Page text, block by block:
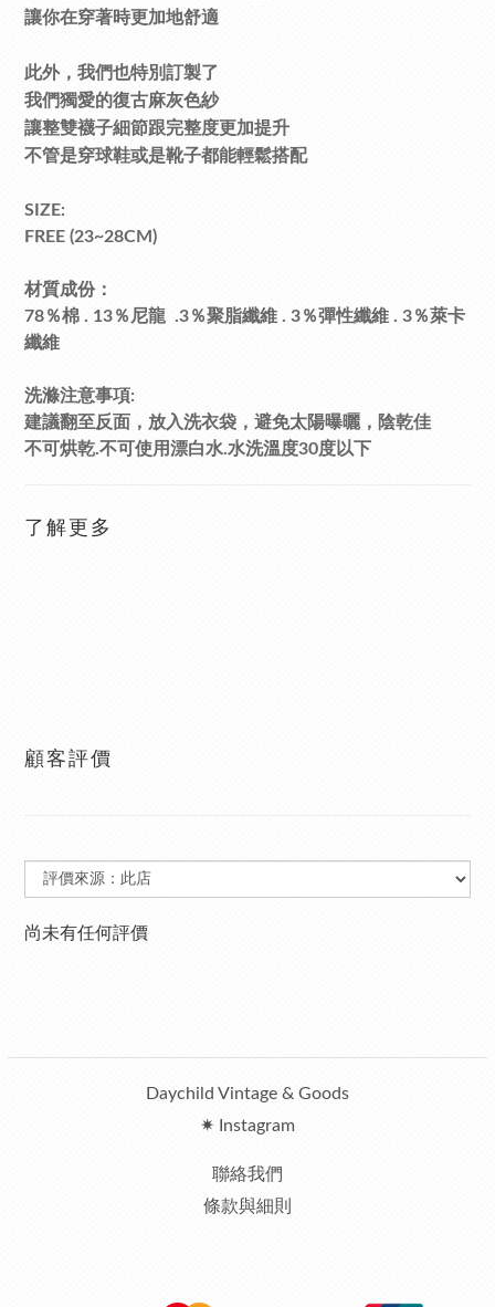
讓你在穿著時更加地舒適
此外，我們也特別訂製了
我們獨愛的復古麻灰色紗
讓整雙襪子細節跟完整度更加提升
不管是穿球鞋或是靴子都能輕鬆搭配
SIZE:
FREE (23~28CM)
材質成份：
78％棉 . 13％尼龍 .3％聚脂纖維 . 3％彈性纖維 . 3％萊卡
纖維
洗滌注意事項:
建議翻至反面，放入洗衣袋，避免太陽曝曬，陰乾佳
不可烘乾.不可使用漂白水.水洗溫度30度以下
了解更多
顧客評價
尚未有任何評價
Daychild Vintage & Goods
✷ Instagram
聯絡我們
條款與細則